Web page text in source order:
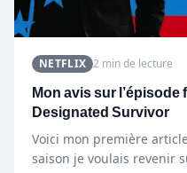
NETFLIX 2 min de lecture
Mon avis sur l’épisode
Designated Survivor
Voici mon première
saison je voulais revenir